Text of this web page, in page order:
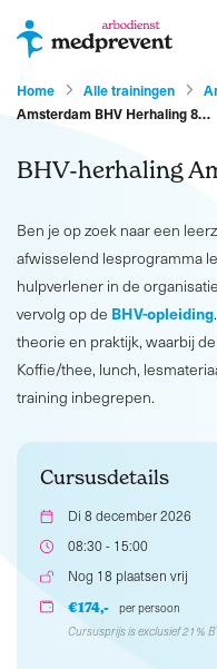
Home Alle trainingen
Amsterdam BHV Herhaling 8…
BHV-herhaling
Ben je op zoek naar een
afwisselend lesprogramma
hulpverlener in de
vervolg op de BHV-opleiding
theorie en praktijk, waarbij
Koffie/thee, lunch,
training inbegrepen.
Cursusdetails
Di 8 december 2026
08:30 - 15:00
Nog 18 plaatsen vrij
€174,-
per persoon
Cursusprijs is exclusief 21%